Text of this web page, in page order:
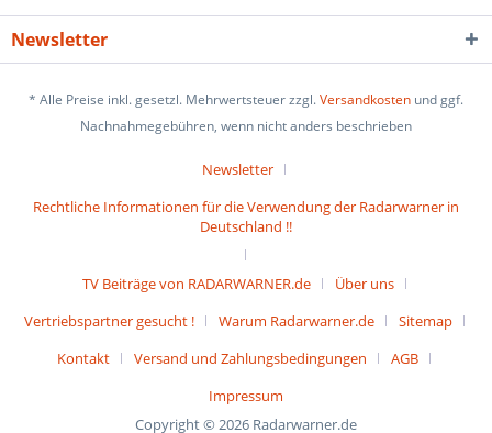
Newsletter
* Alle Preise inkl. gesetzl. Mehrwertsteuer zzgl.Versandkosten und ggf.
Nachnahmegebühren, wenn nicht anders beschrieben
Newsletter
Rechtliche Informationen für die Verwendung der Radarwarner in
Deutschland !!
TV Beiträge von RADARWARNER.de
Über uns
Vertriebspartner gesucht !
Warum Radarwarner.de
Sitemap
Kontakt
Versand und Zahlungsbedingungen
AGB
Impressum
Copyright © 2026 Radarwarner.de